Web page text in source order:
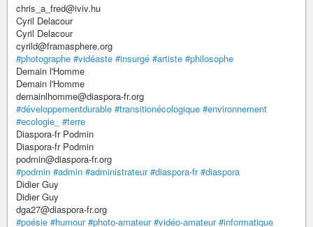
chris_a_fred@iviv.hu
Cyril Delacour
Cyril Delacour
cyrild@framasphere.org
#photographe #vidéaste #insurgé #artiste #philosophe
Demain l'Homme
Demain l'Homme
demainlhomme@diaspora-fr.org
#développementdurable #transitionécologique #environnement
#ecologie_ #terre
Diaspora-fr Podmin
Diaspora-fr Podmin
podmin@diaspora-fr.org
#podmin #admin #administrateur #diaspora-fr #diaspora
Didier Guy
Didier Guy
dga27@diaspora-fr.org
#poésie #humour #photo-amateur #vidéo-amateur #informatique